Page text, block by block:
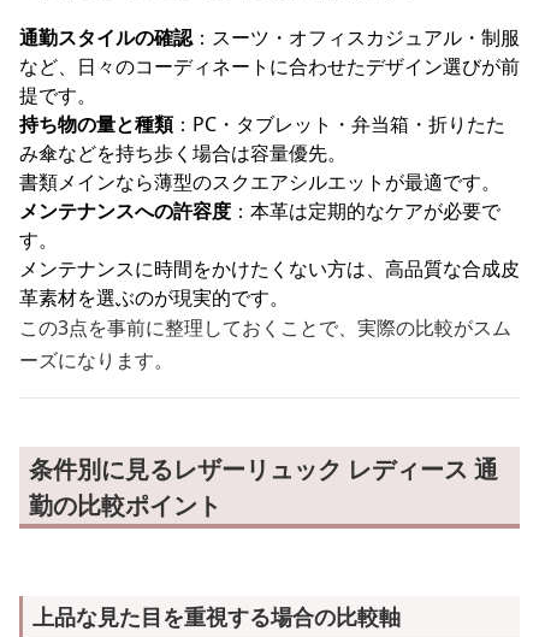
通勤スタイルの確認：スーツ・オフィスカジュアル・制服
など、日々のコーディネートに合わせたデザイン選びが前
提です。
持ち物の量と種類：PC・タブレット・弁当箱・折りたた
み傘などを持ち歩く場合は容量優先。
書類メインなら薄型のスクエアシルエットが最適です。
メンテナンスへの許容度 ：本革は定期的なケアが必要で
す。
メンテナンスに時間をかけたくない方は、高品質な合成皮
革素材を選ぶのが現実的です。
この3点を事前に整理しておくことで、実際の比較がスム
ーズになります。
条件別に見るレザーリュック レディース 通
勤の比較ポイント
上品な見た目を重視する場合の比較軸